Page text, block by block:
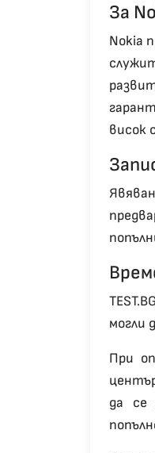
Зa
Nokia
висок
могли
При
да се